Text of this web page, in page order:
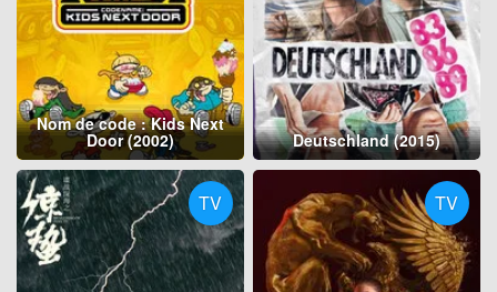
Nom de code : Kids Next
Door (2002) Deutschland (2015)
TV TV